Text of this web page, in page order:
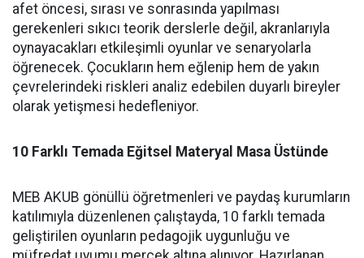
afet öncesi, sırası ve sonrasında yapılması
gerekenleri sıkıcı teorik derslerle değil, akranlarıyla
oynayacakları etkileşimli oyunlar ve senaryolarla
öğrenecek. Çocukların hem eğlenip hem de yakın
çevrelerindeki riskleri analiz edebilen duyarlı bireyler
olarak yetişmesi hedefleniyor.
10 Farklı Temada Eğitsel Materyal Masa Üstünde
MEB AKUB gönüllü öğretmenleri ve paydaş kurumların
katılımıyla düzenlenen çalıştayda, 10 farklı temada
geliştirilen oyunların pedagojik uygunluğu ve